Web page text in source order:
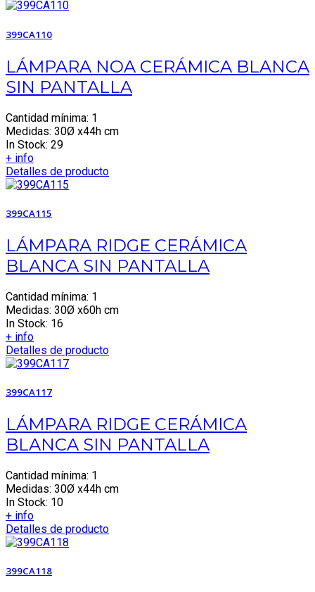
399CA110
LÁMPARA NOA CERÁMICA BLANCA
SIN PANTALLA
Cantidad mínima: 1
Medidas: 30Ø x44h cm
In Stock: 29
+ info
Detalles de producto
399CA115
LÁMPARA RIDGE CERÁMICA
BLANCA SIN PANTALLA
Cantidad mínima: 1
Medidas: 30Ø x60h cm
In Stock: 16
+ info
Detalles de producto
399CA117
LÁMPARA RIDGE CERÁMICA
BLANCA SIN PANTALLA
Cantidad mínima: 1
Medidas: 30Ø x44h cm
In Stock: 10
+ info
Detalles de producto
399CA118